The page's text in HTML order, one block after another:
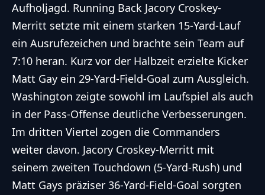
Aufholjagd. Running Back Jacory Croskey-
Merritt setzte mit einem starken 15-Yard-Lauf
ein Ausrufezeichen und brachte sein Team auf
7:10 heran. Kurz vor der Halbzeit erzielte Kicker
Matt Gay ein 29-Yard-Field-Goal zum Ausgleich.
Washington zeigte sowohl im Laufspiel als auch
in der Pass-Offense deutliche Verbesserungen.
Im dritten Viertel zogen die Commanders
weiter davon. Jacory Croskey-Merritt mit
seinem zweiten Touchdown (5-Yard-Rush) und
Matt Gays präziser 36-Yard-Field-Goal sorgten